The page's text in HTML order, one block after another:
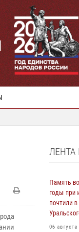
ЛЕНТА
Память
годы при
почтили
06